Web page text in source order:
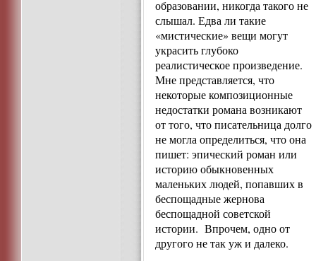
образовании, никогда такого не
слышал. Едва ли такие
«мистические» вещи могут
украсить глубоко
реалистическое произведение.
Мне представляется, что
некоторые композиционные
недостатки романа возникают
от того, что писательница долго
не могла определиться, что она
пишет: эпический роман или
историю обыкновенных
маленьких людей, попавших в
беспощадные жернова
беспощадной советской
истории. Впрочем, одно от
другого не так уж и далеко.